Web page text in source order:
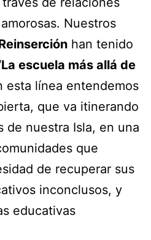
Nuestros
han tenido
escuela más allá de
esta línea entendemos
que va itinerando
de nuestra Isla, en una
que
de recuperar sus
inconclusos, y
educativas